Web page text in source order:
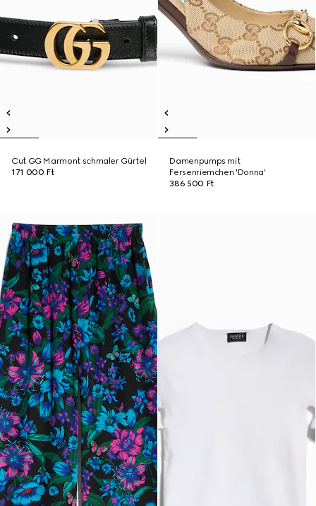
Cut GG Marmont schmaler Gürtel
171 000 Ft
Damenpumps mit
Fersenriemchen 'Donna'
386 500 Ft
Neu